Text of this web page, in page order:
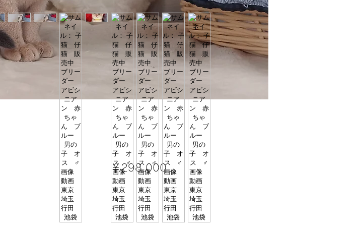
￥298,000価
格